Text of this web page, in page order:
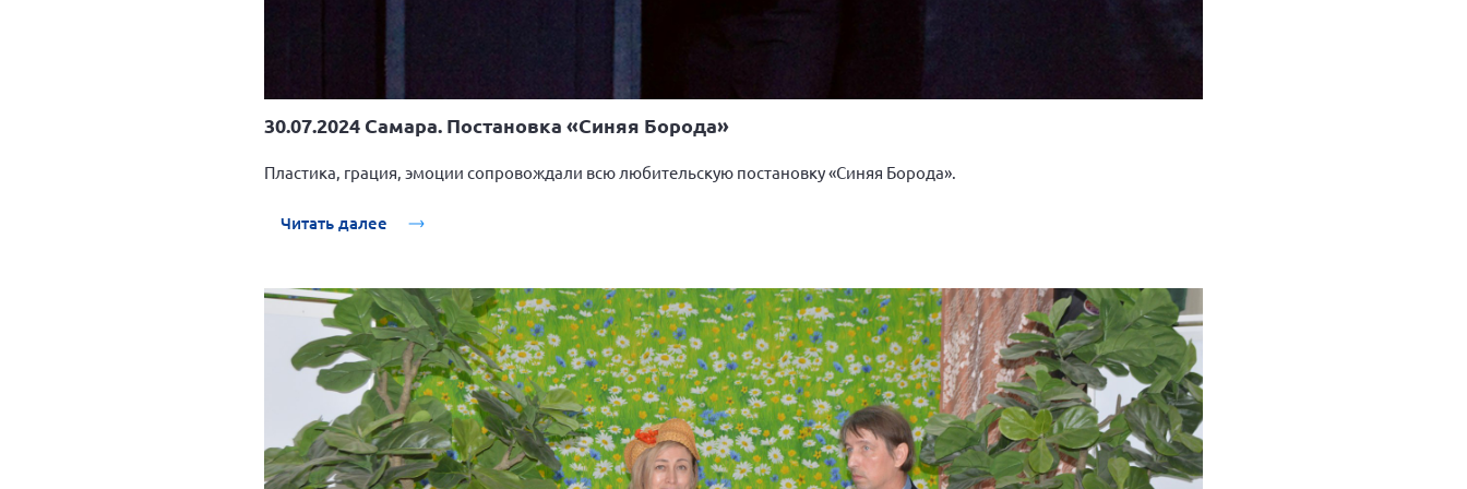
30.07.2024 Самара. Постановка «Синяя Борода»
Пластика, грация, эмоции сопровождали всю любительскую постановку «Синяя Борода».
Читать далее